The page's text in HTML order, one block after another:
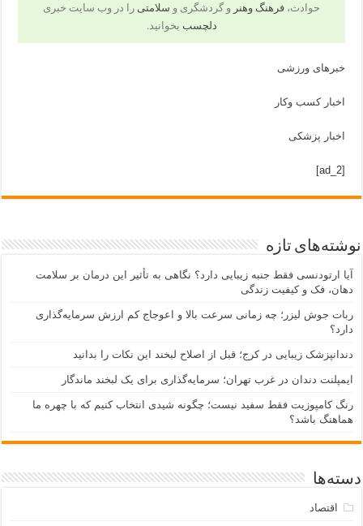
حوادث، فرهنگ وهنر و گردشگری و سلامتی را در وب سایت خبری
دلچسب بخوانید.
خبرهای ورزشی
اخبار کسب وکار
اخبار پزشکی
[ad_2]
نوشته‌های تازه
آیا ارتودنسی فقط جنبه زیبایی دارد؟ نگاهی به تأثیر این درمان بر سلامت
دهان، فک و کیفیت زندگی
ربات جوش لیزر؛ چه زمانی سرعت بالا و اعوجاج کم ارزش سرمایه‌گذاری
دارد؟
دندانپزشک زیبایی در کرج؛ قبل از اصلاح لبخند این نکات را بدانید
ایمپلنت دندان در غرب تهران؛ سرمایه‌گذاری برای یک لبخند ماندگار
رنگ کامپوزیت فقط سفید نیست؛ چگونه شیدی انتخاب کنیم که با چهره ما
هماهنگ باشد؟
دسته‌ها
اقتصاد